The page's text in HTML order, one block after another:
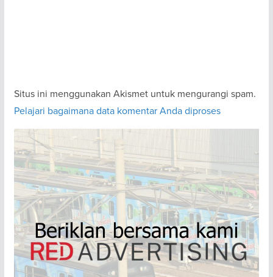
Situs ini menggunakan Akismet untuk mengurangi spam.
Pelajari bagaimana data komentar Anda diproses